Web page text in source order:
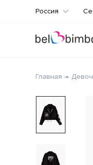
Россия
Главная